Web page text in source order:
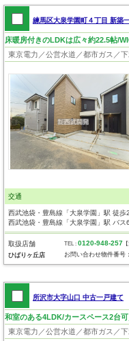
練馬区大泉学園町４丁目 新築
交通
西武池袋・豊島線「大泉学園」駅 徒歩
西武池袋・豊島線「大泉学園」駅 バス
取扱店舗
ひばりヶ丘店
TEL :0120-948-257
お問い合わせ物件番号
所沢市大字山口 中古一戸建て